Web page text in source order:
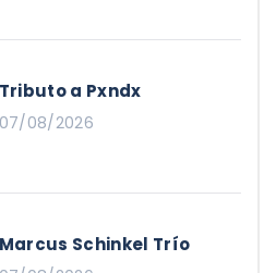
Tributo a Pxndx
07/08/2026
Marcus Schinkel Trío